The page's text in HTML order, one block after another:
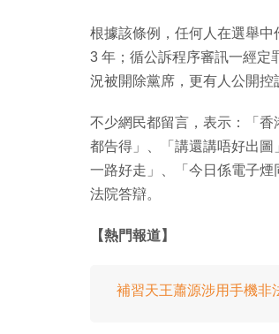
根據該條例，任何人在選舉
3 年；循公訴程序審訊一經定
況被開除黨席，更有人公開控
不少網民都留言，表示：「
都告得」、「講還講唔好出圖
一路好走」、「今日係電子
法院答辯。
【熱門報道】
補習天王蕭源涉用手機非